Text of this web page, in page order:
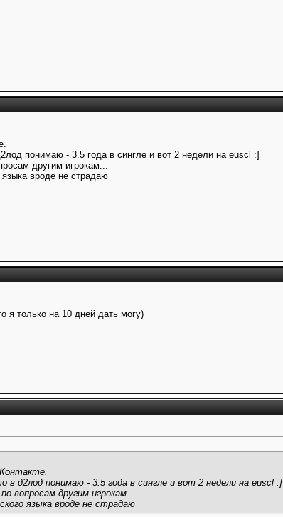
понимаю - 3.5 года в сингле и вот 2 недели на euscl :]
другим игрокам...
вроде не страдаю
я только на 10 дней дать могу)
в д2лод понимаю - 3.5 года в сингле и вот 2 недели на euscl :]
вопросам другим игрокам...
языка вроде не страдаю